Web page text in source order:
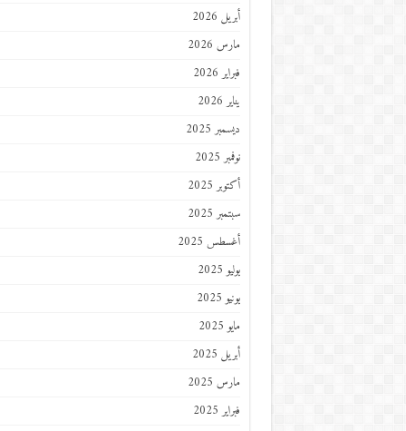
أبريل 2026
مارس 2026
فبراير 2026
يناير 2026
ديسمبر 2025
نوفمبر 2025
أكتوبر 2025
سبتمبر 2025
أغسطس 2025
يوليو 2025
يونيو 2025
مايو 2025
أبريل 2025
مارس 2025
فبراير 2025